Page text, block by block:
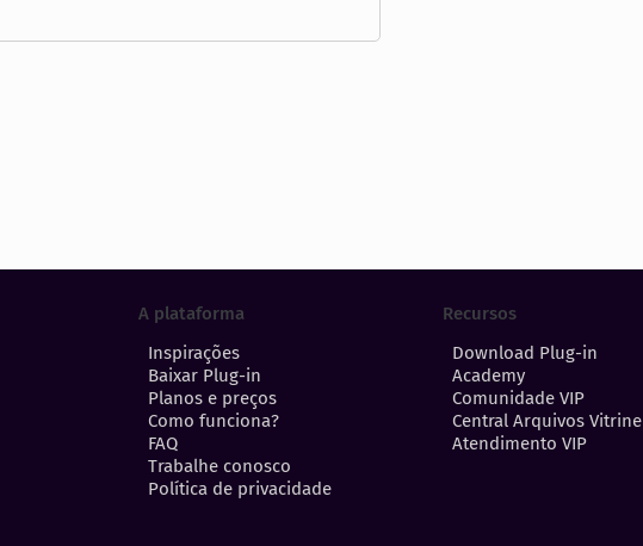
A plataforma
Inspirações
Baixar Plug-in
Planos e preços
Como funciona?
FAQ
Trabalhe conosco
Política de privacidade
Recursos
Download Plug-in
Academy
Comunidade VIP
Central Arquivos Vitrine
Atendimento VIP